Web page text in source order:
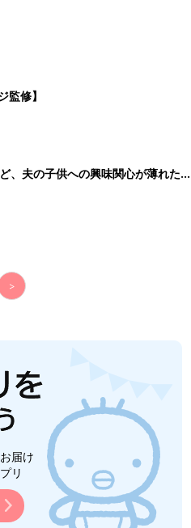
修】
、夫の子供への興味関心が薄れた気
>
届け
リ